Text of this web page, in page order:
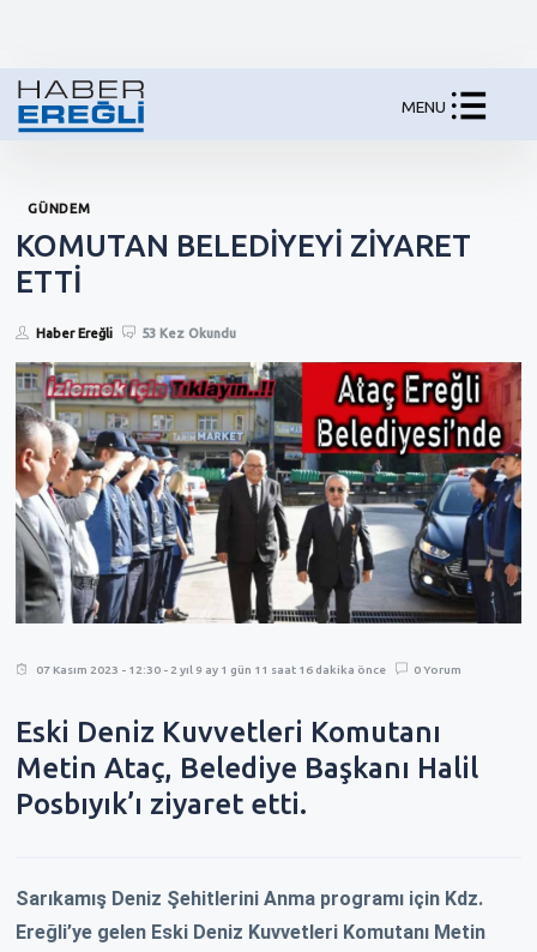
MENU
GÜNDEM
KOMUTAN BELEDİYEYİ ZİYARET
ETTİ
Haber Ereğli 53 Kez Okundu
07 Kasım 2023 - 12:30 - 2 yıl 9 ay 1 gün 11 saat 16 dakika önce 0 Yorum
Eski Deniz Kuvvetleri Komutanı
Metin Ataç, Belediye Başkanı Halil
Posbıyık’ı ziyaret etti.
Sarıkamış Deniz Şehitlerini Anma programı için Kdz.
Ereğli’ye gelen Eski Deniz Kuvvetleri Komutanı Metin